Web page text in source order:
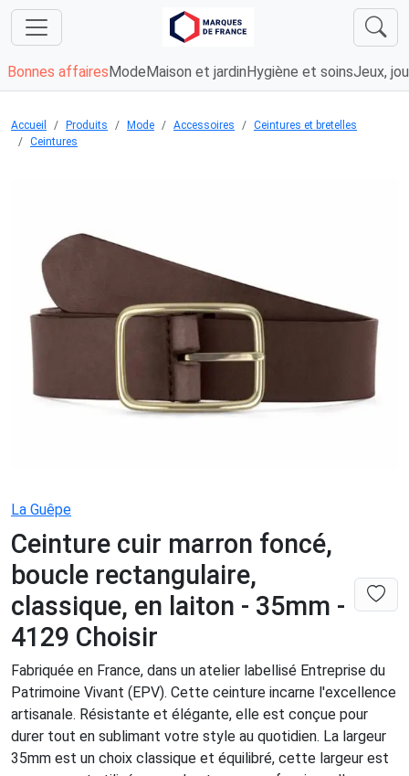
Bonnes affaires Mode Maison et jardin Hygiène et soinsJeux,
Accueil Produits Mode Accessoires
Ceintures et bretelles
Ceintures
La Guêpe
Ceinture cuir marron foncé,
boucle rectangulaire,
classique, en laiton - 35mm -
4129 Choisir
Fabriquée en France, dans un atelier labellisé Entreprise du
Patrimoine Vivant (EPV). Cette ceinture incarne l'excellence
artisanale. Résistante et élégante, elle est conçue pour
durer tout en sublimant votre style au quotidien. La largeur
35mm est un choix classique et équilibré, cette largeur est